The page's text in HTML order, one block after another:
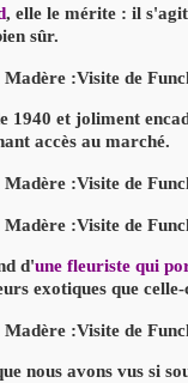
, elle le mérite : il
sûr.
1940 et joliment
accès au marché.
d'une fleuriste qui
exotiques que
nous avons vus si